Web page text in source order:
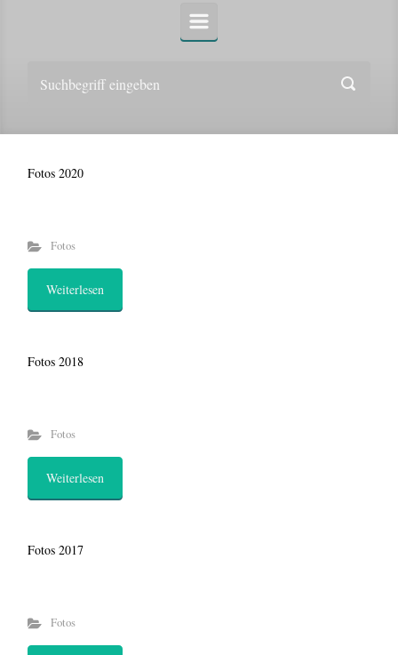
Fotos 2020
Fotos
Weiterlesen
Fotos 2018
Fotos
Weiterlesen
Fotos 2017
Fotos